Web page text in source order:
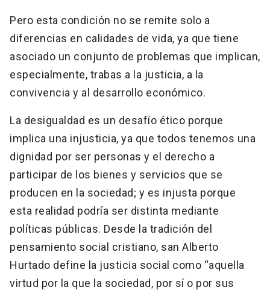
Pero esta condición no se remite solo a
diferencias en calidades de vida, ya que tiene
asociado un conjunto de problemas que implican,
especialmente, trabas a la justicia, a la
convivencia y al desarrollo económico.
La desigualdad es un desafío ético porque
implica una injusticia, ya que todos tenemos una
dignidad por ser personas y el derecho a
participar de los bienes y servicios que se
producen en la sociedad; y es injusta porque
esta realidad podría ser distinta mediante
políticas públicas. Desde la tradición del
pensamiento social cristiano, san Alberto
Hurtado define la justicia social como “aquella
virtud por la que la sociedad, por sí o por sus